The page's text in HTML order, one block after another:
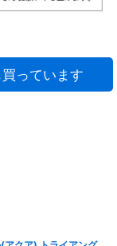
っています